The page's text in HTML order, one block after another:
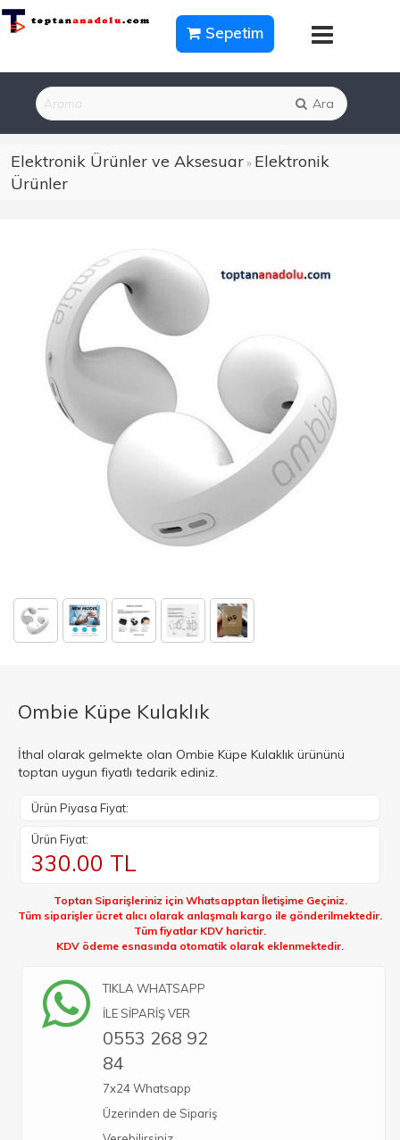
Sepetim
Ara
Elektronik Ürünler ve Aksesuar» Elektronik
Ürünler
Ombie Küpe Kulaklık
İthal olarak gelmekte olan Ombie Küpe Kulaklık ürününü
toptan uygun fiyatlı tedarik ediniz.
Ürün Piyasa Fiyat:
Ürün Fiyat:
330.00 TL
Toptan Siparişleriniz için Whatsapptan İletişime Geçiniz.
Tüm siparişler ücret alıcı olarak anlaşmalı kargo ile gönderilmektedir.
Tüm fiyatlar KDV harictir.
KDV ödeme esnasında otomatik olarak eklenmektedir.
TIKLA WHATSAPP
İLE SİPARİŞ VER
0553 268 92
84
7x24 Whatsapp
Üzerinden de Sipariş